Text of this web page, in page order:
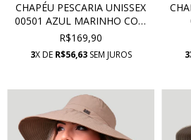
CHAPÉU PESCARIA UNISSEX
00501 AZUL MARINHO COM
PROTEÇÃO UV
R$169,90
3X DE R$56,63SEM JUROS 3